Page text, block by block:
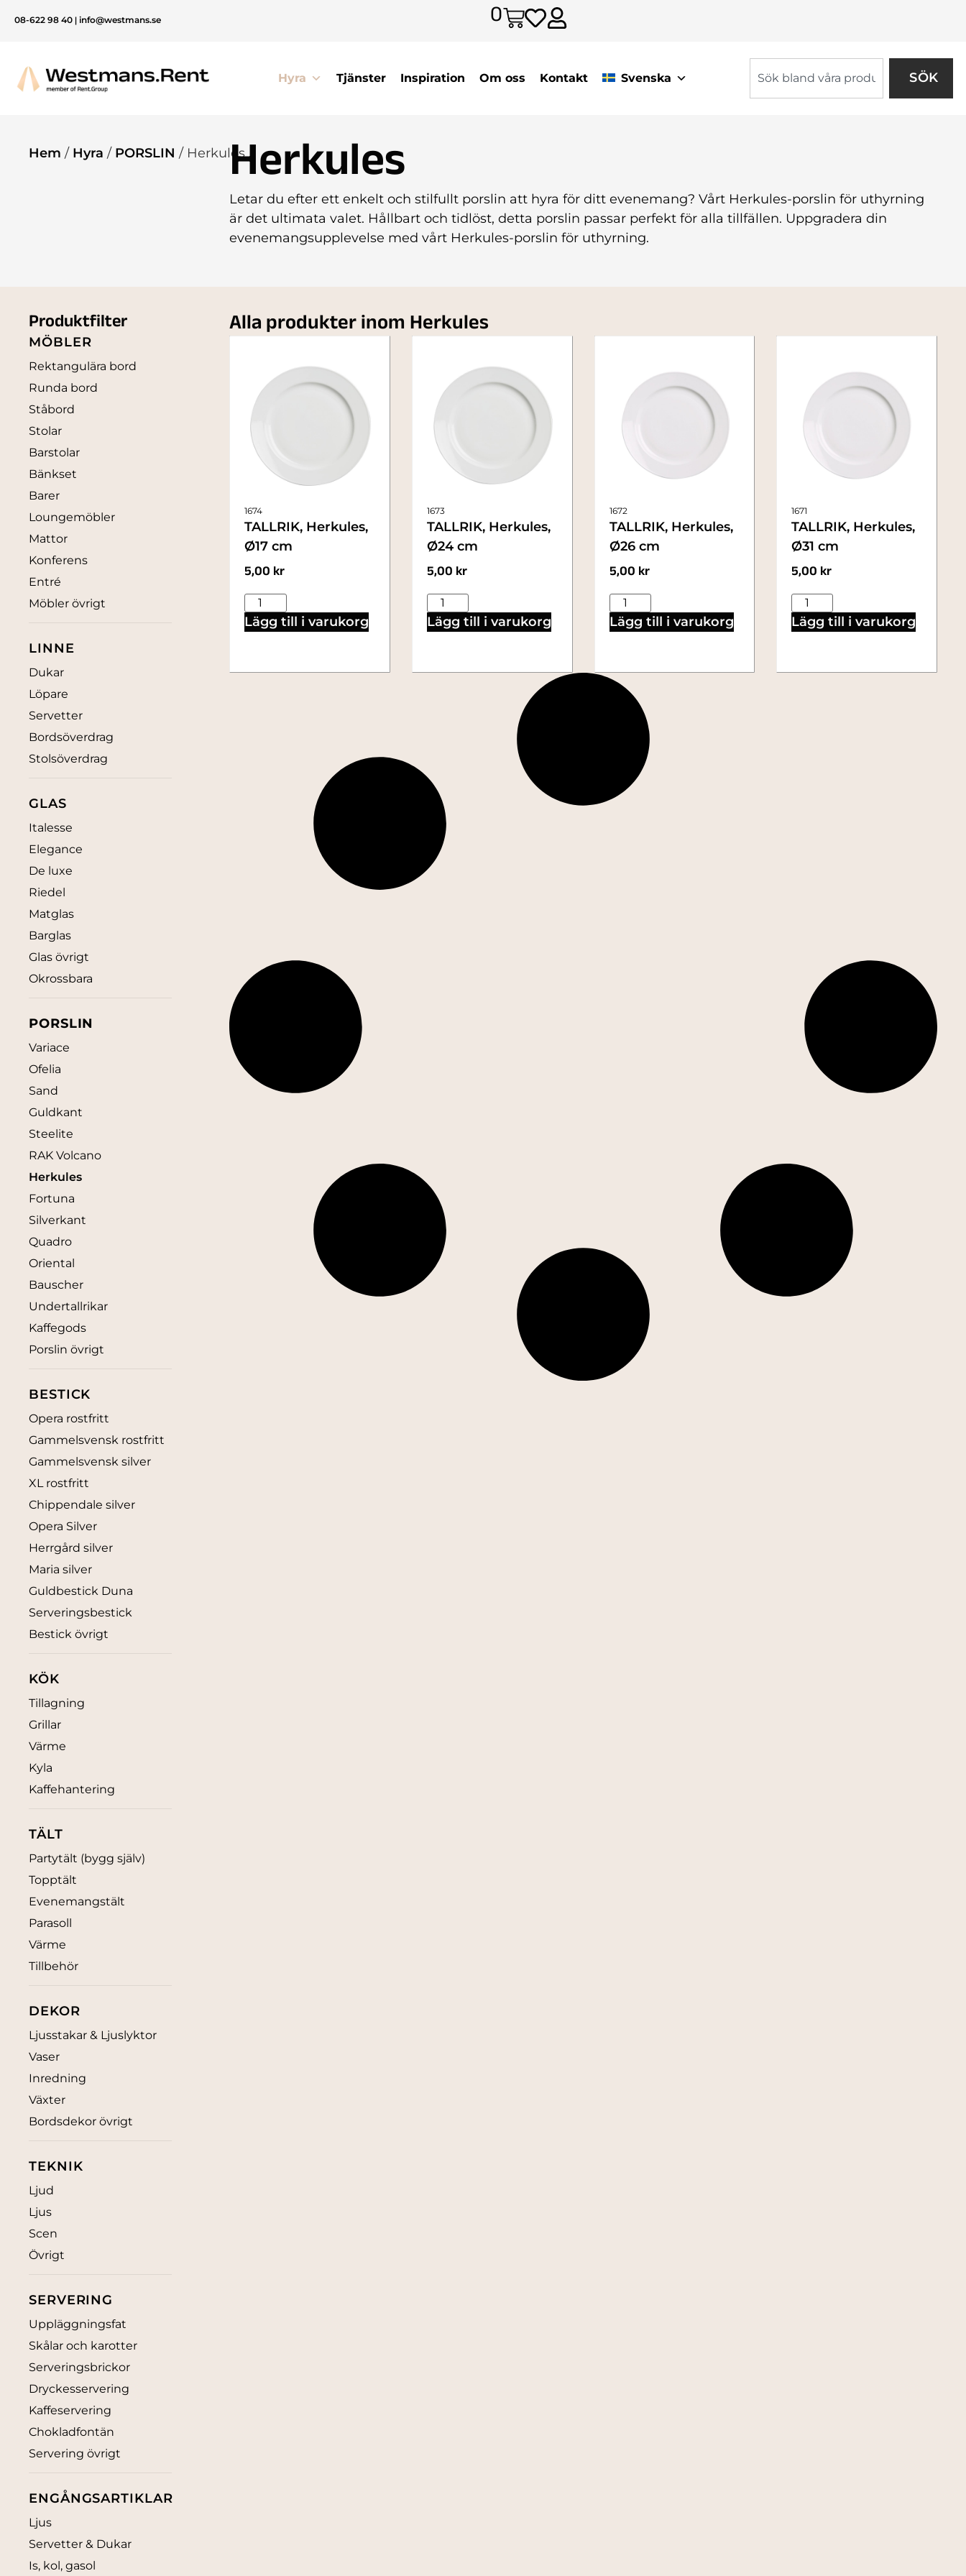
08-622 98 40 | info@westmans.se 0
Hyra Tjänster Inspiration Om oss Kontakt Svenska SÖK
Hem / Hyra / PORSLIN / HerkulesHerkules
Letar du efter ett enkelt och stilfullt porslin att hyra för ditt evenemang? Vårt Herkules-porslin för uthyrning
är det ultimata valet. Hållbart och tidlöst, detta porslin passar perfekt för alla tillfällen. Uppgradera din
evenemangsupplevelse med vårt Herkules-porslin för uthyrning.
Produktfilter
MÖBLER
Rektangulära bord
Runda bord
Ståbord
Stolar
Barstolar
Bänkset
Barer
Loungemöbler
Mattor
Konferens
Entré
Möbler övrigt
LINNE
Dukar
Löpare
Servetter
Bordsöverdrag
Stolsöverdrag
GLAS
Italesse
Elegance
De luxe
Riedel
Matglas
Barglas
Glas övrigt
Okrossbara
PORSLIN
Variace
Ofelia
Sand
Guldkant
Steelite
RAK Volcano
Herkules
Fortuna
Silverkant
Quadro
Oriental
Bauscher
Undertallrikar
Kaffegods
Porslin övrigt
BESTICK
Opera rostfritt
Gammelsvensk rostfritt
Gammelsvensk silver
XL rostfritt
Chippendale silver
Opera Silver
Herrgård silver
Maria silver
Guldbestick Duna
Serveringsbestick
Bestick övrigt
KÖK
Tillagning
Grillar
Värme
Kyla
Kaffehantering
TÄLT
Partytält (bygg själv)
Topptält
Evenemangstält
Parasoll
Värme
Tillbehör
DEKOR
Ljusstakar & Ljuslyktor
Vaser
Inredning
Växter
Bordsdekor övrigt
TEKNIK
Ljud
Ljus
Scen
Övrigt
SERVERING
Uppläggningsfat
Skålar och karotter
Serveringsbrickor
Dryckesservering
Kaffeservering
Chokladfontän
Servering övrigt
ENGÅNGSARTIKLAR
Ljus
Servetter & Dukar
Is, kol, gasol
Alla produkter inom Herkules
1674
TALLRIK, Herkules,
Ø17 cm
5,00 kr
Lägg till i varukorg
1673
TALLRIK, Herkules,
Ø24 cm
5,00 kr
Lägg till i varukorg
1672
TALLRIK, Herkules,
Ø26 cm
5,00 kr
Lägg till i varukorg
1671
TALLRIK, Herkules,
Ø31 cm
5,00 kr
Lägg till i varukorg